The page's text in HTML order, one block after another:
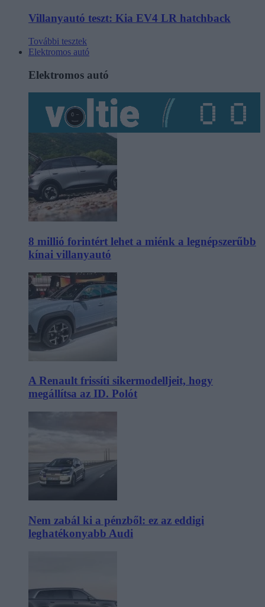
Villanyautó teszt: Kia EV4 LR hatchback
További tesztek
Elektromos autó
Elektromos autó
8 millió forintért lehet a miénk a legnépszerűbb
kínai villanyautó
A Renault frissíti sikermodelljeit, hogy
megállítsa az ID. Polót
Nem zabál ki a pénzből: ez az eddigi
leghatékonyabb Audi